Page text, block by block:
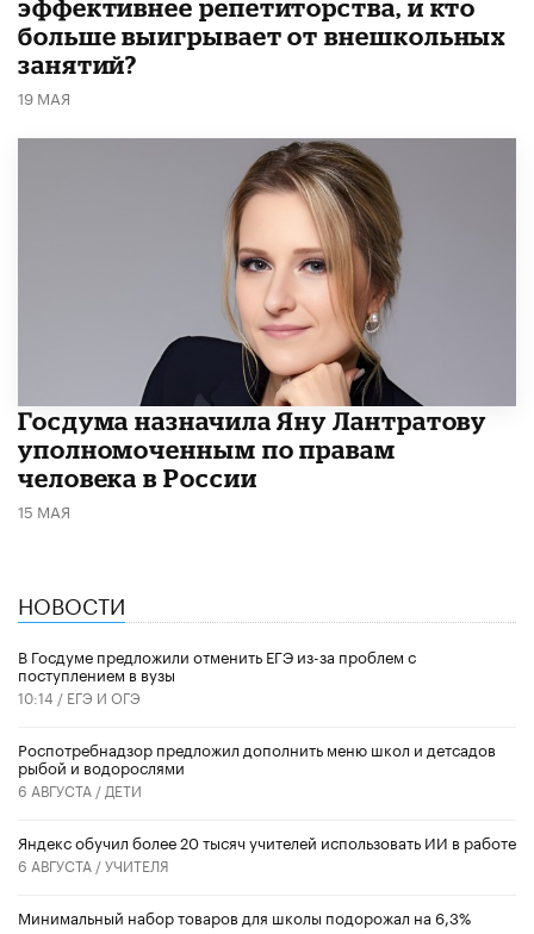
эффективнее репетиторства, и кто
больше выигрывает от внешкольных
занятий?
19 МАЯ
Госдума назначила Яну Лантратову
уполномоченным по правам
человека в России
15 МАЯ
НОВОСТИ
В Госдуме предложили отменить ЕГЭ из-за проблем с
поступлением в вузы
10:14 / ЕГЭ И ОГЭ
Роспотребнадзор предложил дополнить меню школ и детсадов
рыбой и водорослями
6 АВГУСТА / ДЕТИ
​Яндекс обучил более 20 тысяч учителей использовать ИИ в работе
6 АВГУСТА /УЧИТЕЛЯ
Минимальный набор товаров для школы подорожал на 6,3%